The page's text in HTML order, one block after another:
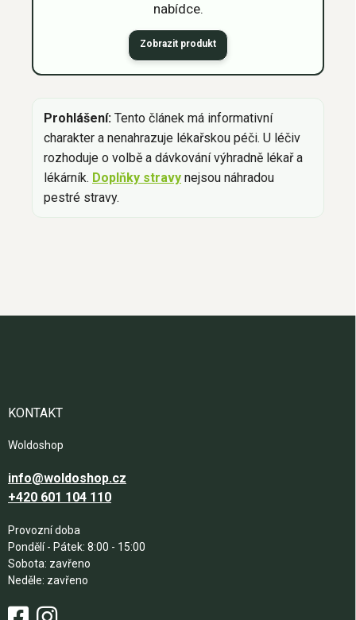
nabídce.
Zobrazit produkt
Prohlášení: Tento článek má informativní
charakter a nenahrazuje lékařskou péči. U léčiv
rozhoduje o volbě a dávkování výhradně lékař a
lékárník. Doplňky stravy nejsou náhradou
pestré stravy.
KONTAKT
Woldoshop
info@woldoshop.cz
+420 601 104 110
Provozní doba
Pondělí - Pátek: 8:00 - 15:00
Sobota: zavřeno
Neděle: zavřeno